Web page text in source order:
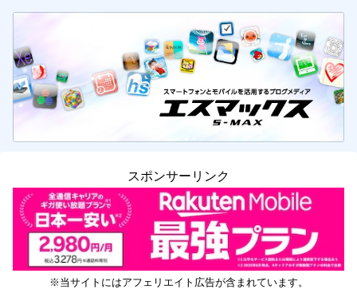
スポンサーリンク
※当サイトにはアフェリエイト広告が含まれています。